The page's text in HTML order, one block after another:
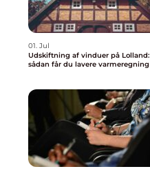
01. Jul
Udskiftning af vinduer på Lolland:
sådan får du lavere varmeregning